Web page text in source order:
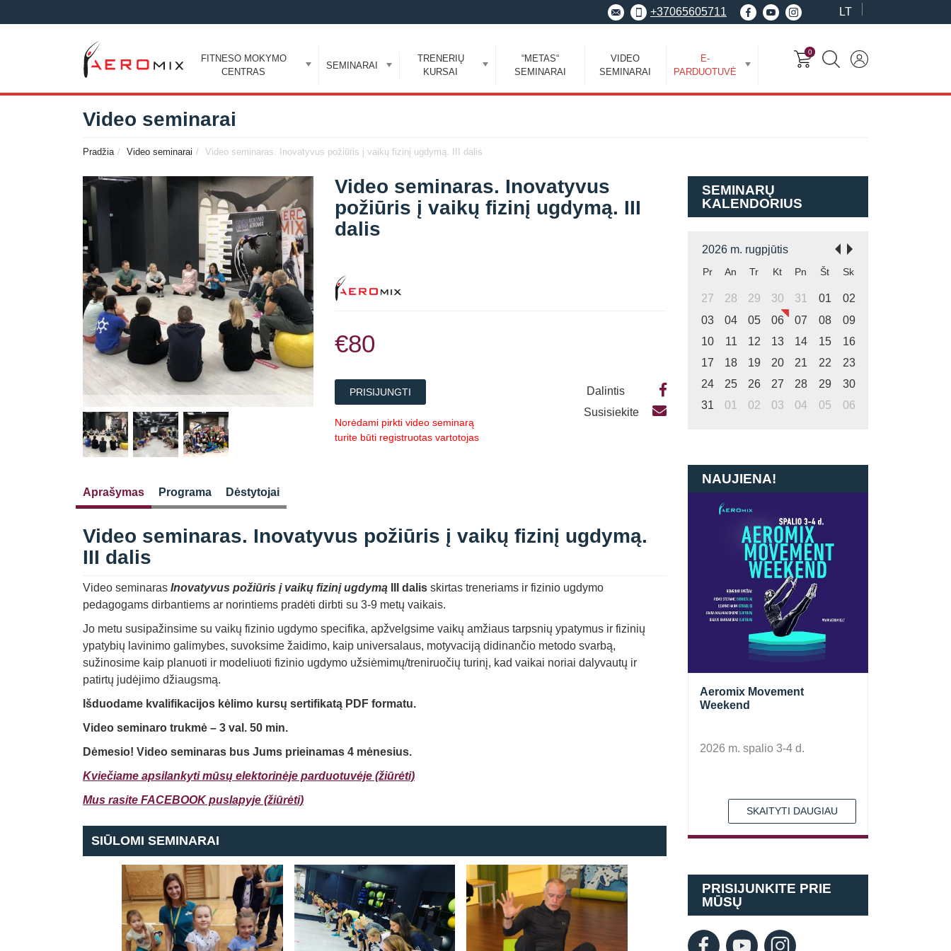
+37065605711 LT
FITNESO MOKYMO
CENTRAS
SEMINARAI
TRENERIŲ
KURSAI
“METAS“
SEMINARAI
VIDEO
SEMINARAI
E-
PARDUOTUVĖ
0
Video seminarai
Pradžia Video seminarai Video seminaras. Inovatyvus požiūris į vaikų fizinį ugdymą. III dalis
Video seminaras. Inovatyvus
požiūris į vaikų fizinį ugdymą. III
dalis
€80
PRISIJUNGTI
Norėdami pirkti video seminarą
turite būti registruotas vartotojas
Dalintis
Susisiekite
Aprašymas Programa Dėstytojai
Video seminaras. Inovatyvus požiūris į vaikų fizinį ugdymą.
III dalis
Video seminaras Inovatyvus požiūris į vaikų fizinį ugdymą III dalis skirtas treneriams ir fizinio ugdymo
pedagogams dirbantiems ar norintiems pradėti dirbti su 3-9 metų vaikais.
Jo metu susipažinsime su vaikų fizinio ugdymo specifika, apžvelgsime vaikų amžiaus tarpsnių ypatymus ir fizinių
ypatybių lavinimo galimybes, suvoksime žaidimo, kaip universalaus, motyvaciją didinančio metodo svarbą,
sužinosime kaip planuoti ir modeliuoti fizinio ugdymo užsiėmimų/treniruočių turinį, kad vaikai noriai dalyvautų ir
patirtų judėjimo džiaugsmą.
Išduodame kvalifikacijos kėlimo kursų sertifikatą PDF formatu.
Video seminaro trukmė – 3 val. 50 min.
Dėmesio! Video seminaras bus Jums prieinamas 4 mėnesius.
Kviečiame apsilankyti mūsų elektorinėje parduotuvėje (žiūrėti)
Mus rasite FACEBOOK puslapyje (žiūrėti)
SIŪLOMI SEMINARAI
SEMINARŲ
KALENDORIUS
2026 m. rugpjūtis
Pr An Tr Kt Pn Št Sk
27 28 29 30 31 01
02
03
04 05 06 07 08
09
10
11 12 13 14 15
16
17
18 19 20 21 22
23
24
25 26 27 28 29
30
31
01 02 03 04 05 06
NAUJIENA!
Aeromix Movement
Weekend
2026 m. spalio 3-4 d.
SKAITYTI DAUGIAU
PRISIJUNKITE PRIE
MŪSŲ